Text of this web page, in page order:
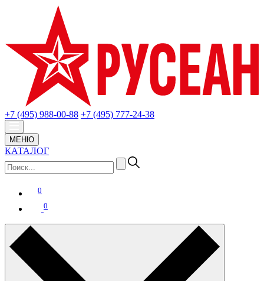
+7 (495) 988-00-88 +7 (495) 777-24-38
МЕНЮ
КАТАЛОГ
0
0